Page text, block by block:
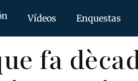
Vídeos Enquestas
fa